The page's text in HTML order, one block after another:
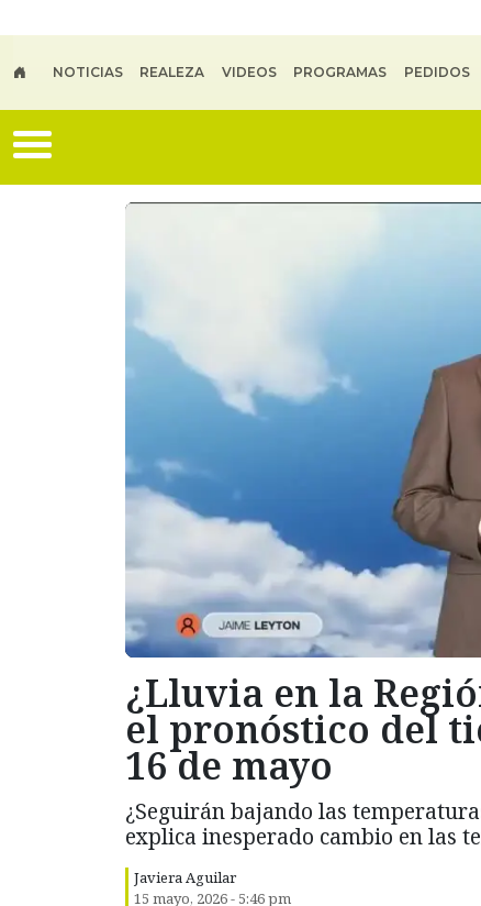
NOTICIAS REALEZA VIDEOS PROGRAMAS PEDIDOS
¿Lluvia en la
el pronóstico del
16 de mayo
¿Seguirán bajando las
explica inesperado cambio en las
Javiera Aguilar
15 mayo, 2026 - 5:46 pm